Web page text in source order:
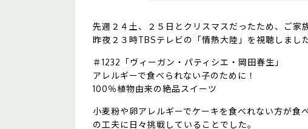
先週２４土、２５日とクリスマスだったため、ご家
昨夜２３時TBSテレビの「情熱大陸」を視聴しました
＃1232「ヴィーガン・パティシエ・岡田春生」
アレルギーで食べられない子のために！
100％植物由来の絶品スイーツ
小麦粉や卵アレルギーでケーキを食べれない方が食
の工夫に日々挑戦していることでした。